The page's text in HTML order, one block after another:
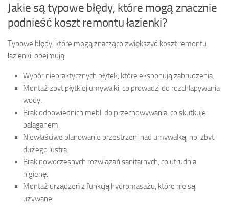
Jakie są typowe błędy, które mogą znacznie
podnieść koszt remontu łazienki?
Typowe błędy, które mogą znacząco zwiększyć koszt remontu
łazienki, obejmują:
Wybór niepraktycznych płytek, które eksponują zabrudzenia.
Montaż zbyt płytkiej umywalki, co prowadzi do rozchlapywania
wody.
Brak odpowiednich mebli do przechowywania, co skutkuje
bałaganem.
Niewłaściwe planowanie przestrzeni nad umywalką, np. zbyt
dużego lustra.
Brak nowoczesnych rozwiązań sanitarnych, co utrudnia
higienę.
Montaż urządzeń z funkcją hydromasażu, które nie są
używane.